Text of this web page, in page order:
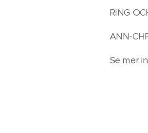
RING
ANN-
Se mer